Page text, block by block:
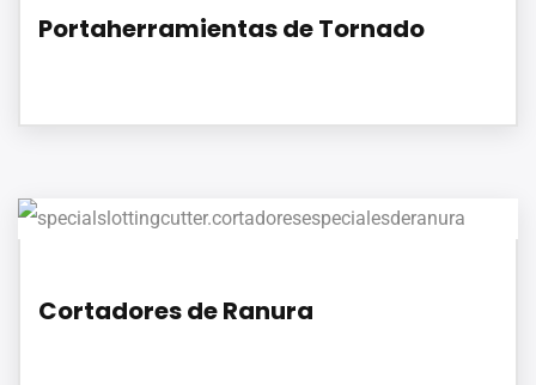
Portaherramientas de Tornado
Cortadores de Ranura